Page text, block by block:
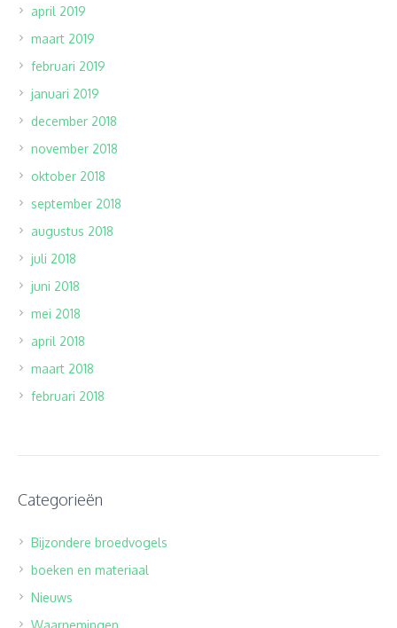
april 2019
maart 2019
februari 2019
januari 2019
december 2018
november 2018
oktober 2018
september 2018
augustus 2018
juli 2018
juni 2018
mei 2018
april 2018
maart 2018
februari 2018
Categorieën
Bijzondere broedvogels
boeken en materiaal
Nieuws
Waarnemingen